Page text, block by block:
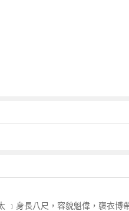
﹞身長八尺，容貌魁偉，襃衣